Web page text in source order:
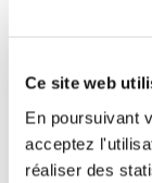
Ce site web
En poursuivant
acceptez
réaliser des